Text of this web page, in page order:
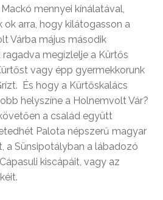
mennyei kínálatával,
ok arra, hogy kilátogasson a
Várba május második
megízlelje a Kürtős
vagy épp gyermekkorunk
És hogy a Kürtőskalács
helyszíne a Holnemvolt Vár?
a család együtt
Palota népszerű magyar
a Sünsipotályban a lábadozó
kiscápáit, vagy az